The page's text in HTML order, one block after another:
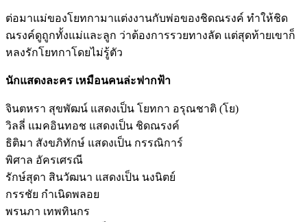
ต่อมาแม่ของโยทกามาแต่งงานกับพ่อของชิดณรงค์ ทำให้ชิด
ณรงค์ดูถูกทั้งแม่และลูก ว่าต้องการรวยทางลัด แต่สุดท้ายเขาก็
หลงรักโยทกาโดยไม่รู้ตัว
นักแสดงละคร เหมือนคนล่ะฟากฟ้า
จินตหรา สุขพัฒน์ แสดงเป็น โยทกา อรุณชาติ (โย)
วิลลี่ แมคอินทอช แสดงเป็น ชิดณรงค์
ธิติมา สังขภิทักษ์ แสดงเป็น กรรณิการ์
พิศาล อัครเศรณี
รักษ์สุดา สินวัฒนา แสดงเป็น นงนิตย์
กรรชัย กำเนิดพลอย
พรนภา เทพทินกร